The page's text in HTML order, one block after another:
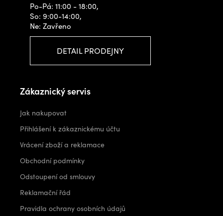
Po-Pá: 11:00 - 18:00,
So: 9:00-14:00,
Ne: Zavřeno
DETAIL PRODEJNY
Zákaznický servis
Jak nakupovat
Přihlášení k zákaznickému účtu
Vrácení zboží a reklamace
Obchodní podmínky
Odstoupení od smlouvy
Reklamační řád
Pravidla ochrany osobních údajů